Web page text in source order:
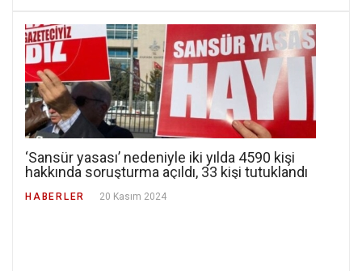
‘Sansür yasası’ nedeniyle iki yılda 4590 kişi
hakkında soruşturma açıldı, 33 kişi tutuklandı
HABERLER 20 Kasım 2024